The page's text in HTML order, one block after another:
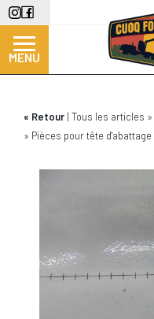
Aller
au
contenu
principal
MENU
Retour Tous les articles
Pièces pour tête d'abattage